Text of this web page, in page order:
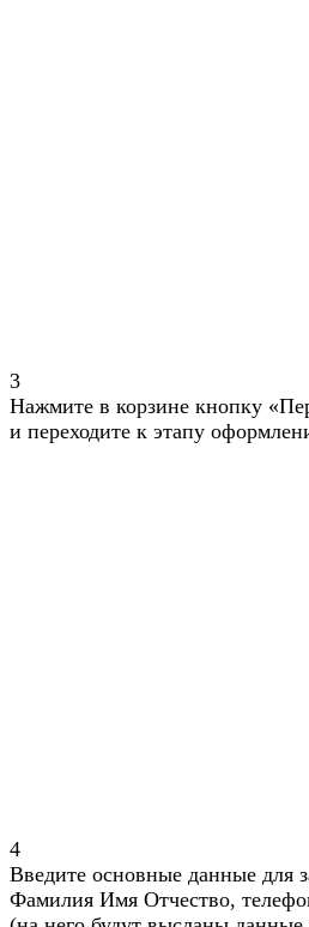
3
Нажмите в корзине кнопку
и переходите к этапу
4
Введите основные данные для
Фамилия Имя Отчество,